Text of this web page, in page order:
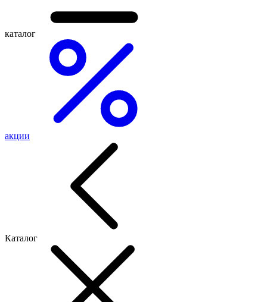
каталог
акции
Каталог